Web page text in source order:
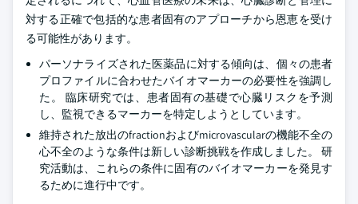
対する正確で包括的な患者固有のアプローチから恩恵を受け
る可能性があります。
パーソナライズされた医薬品に対する傾向は、個々の患者
プロファイルに合わせたバイオマーカーの必要性を強調し
た。 臨床研究では、患者固有の基礎で心臓リスクを予測
し、監視できるマーカーを特定しようとしています。
維持された放出のfractionおよびmicrovascularの機能不全の
心不全のような条件は新しい診断挑戦を作成しました。 研
究活動は、これらの条件に固有のバイオマーカーを発見す
るために進行中です。